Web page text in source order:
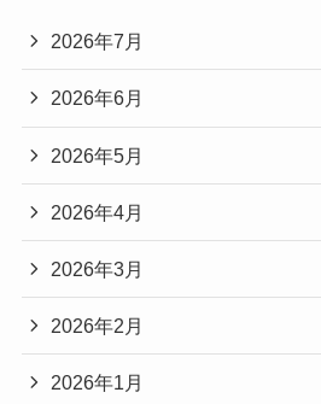
2026年7月
2026年6月
2026年5月
2026年4月
2026年3月
2026年2月
2026年1月